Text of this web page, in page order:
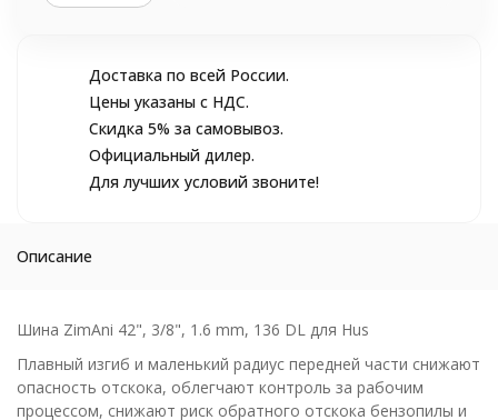
Доставка по всей России.
Цены указаны с НДС.
Скидка 5% за самовывоз.
Официальный дилер.
Для лучших условий звоните!
Описание
Шина ZimAni 42", 3/8", 1.6 mm, 136 DL для Hus
Плавный изгиб и маленький радиус передней части снижают
опасность отскока, облегчают контроль за рабочим
процессом, снижают риск обратного отскока бензопилы и